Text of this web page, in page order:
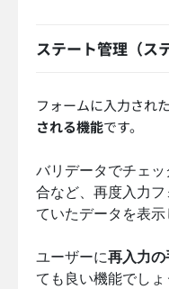
ステート管理（ス
フォームに入力され
される機能です。
バリデータでチェ
合など、再度入力
ていたデータを表示
ユーザーに再入力の
ても良い機能でしょ